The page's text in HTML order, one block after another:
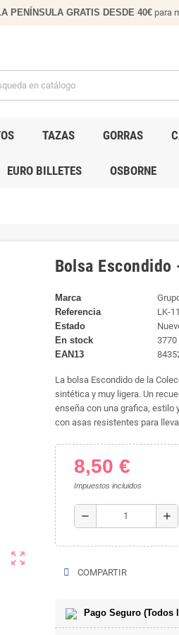
PENÍNSULA GRATIS DESDE 40€ para
TAZAS GORRAS
EURO BILLETES OSBORNE
zoom_out_map
Bolsa
Marca
Referencia
LK-
Estado
En stock
3770
EAN13
La bolsa Escondido de la
sintética y muy ligera. Un
enseña con una grafica, estilo
con asas resistentes para
8,50 €
Impuestos incluidos
remove add
COMPARTIR
Pago Seguro